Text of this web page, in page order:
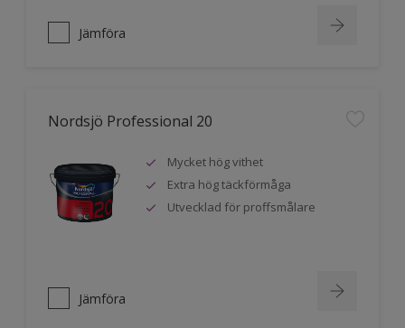
Jämföra
Nordsjö Professional 20
Mycket hög vithet
Extra hög täckförmåga
Utvecklad för proffsmålare
Jämföra